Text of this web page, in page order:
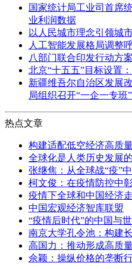
国家统计局工业司首席
业利润数据
以人民城市理念引领城
人工智能发展格局调整
八部门联合印发行动方
北京“十五五”目标设置
新疆维吾尔自治区发展
局组织召开“一企一专班
热点文章
构建适配低空经济高质
全球化是人类历史发展
张继焦：从全球战“疫”
柯文俊：在疫情防控中
疫情下全球和中国经济
中国宏观经济智库联盟
“疫情后时代”的中国与
南京大学孔令池：构建
高国力：推动形成高质
佘颖：操纵价格的垄断